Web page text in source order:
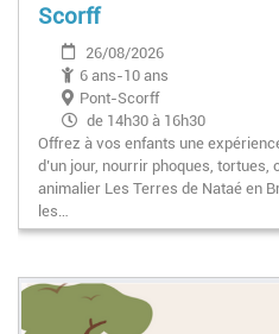
Scorff
26/08/2026
6 ans-10 ans
Pont-Scorff
de 14h30 à 16h30
Offrez à vos enfants une
d’un jour, nourrir phoques,
animalier Les Terres de Nataé en
les…